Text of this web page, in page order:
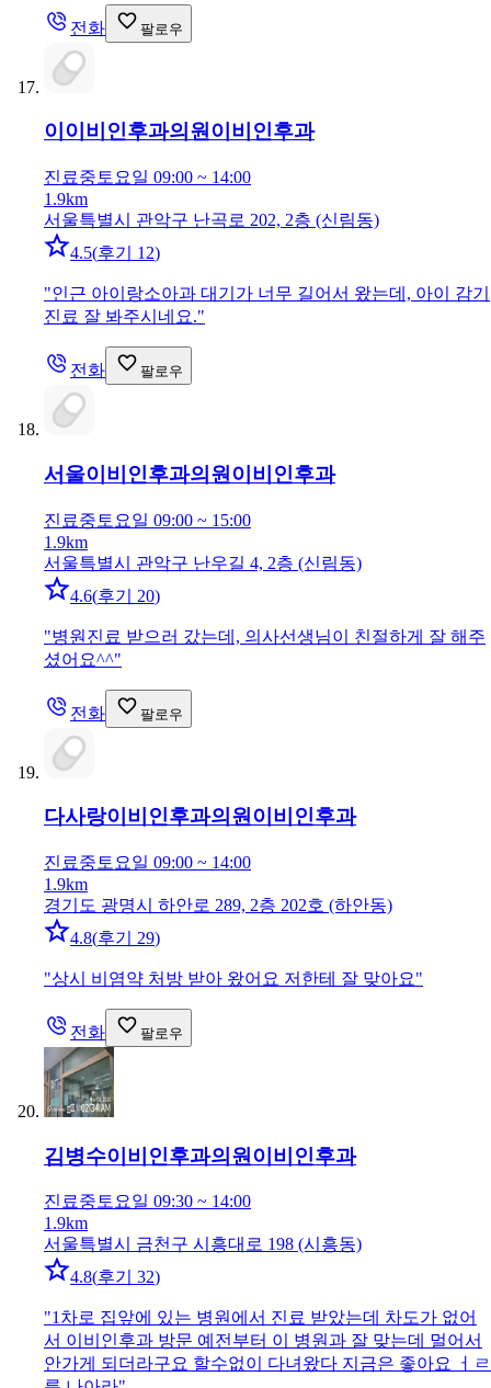
전화 팔로우
이이비인후과의원이비인후과
진료중 토요일 09:00 ~ 14:00
1.9km
서울특별시 관악구 난곡로 202, 2층 (신림동)
4.5(후기 12)
"인근 아이랑소아과 대기가 너무 길어서 왔는데, 아이 감기
진료 잘 봐주시네요."
전화 팔로우
서울이비인후과의원 이비인후과
진료중 토요일 09:00 ~ 15:00
1.9km
서울특별시 관악구 난우길 4, 2층 (신림동)
4.6(후기 20)
"병원진료 받으러 갔는데, 의사선생님이 친절하게 잘 해주
셨어요^^"
전화 팔로우
다사랑이비인후과의원이비인후과
진료중 토요일 09:00 ~ 14:00
1.9km
경기도 광명시 하안로 289, 2층 202호 (하안동)
4.8(후기 29)
"상시 비염약 처방 받아 왔어요 저한테 잘 맞아요"
전화 팔로우
김병수이비인후과의원 이비인후과
진료중토요일 09:30 ~ 14:00
1.9km
서울특별시 금천구 시흥대로 198 (시흥동)
4.8(후기 32)
"1차로 집앞에 있는 병원에서 진료 받았는데 차도가 없어
서 이비인후과 방문 예전부터 이 병원과 잘 맞는데 멀어서
안가게 되더라구요 할수없이 다녀왔다 지금은 좋아요 ㅓㄹ